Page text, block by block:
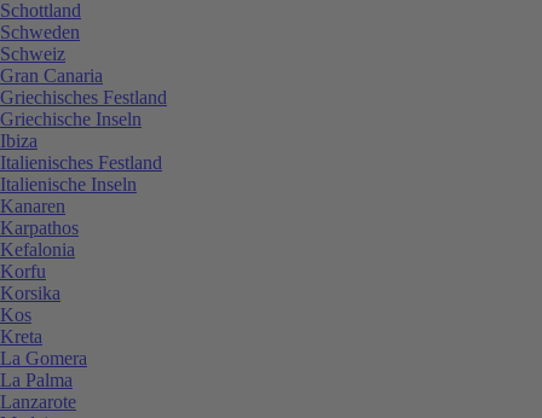
Schottland
Schweden
Schweiz
Gran Canaria
Griechisches Festland
Griechische Inseln
Ibiza
Italienisches Festland
Italienische Inseln
Kanaren
Karpathos
Kefalonia
Korfu
Korsika
Kos
Kreta
La Gomera
La Palma
Lanzarote